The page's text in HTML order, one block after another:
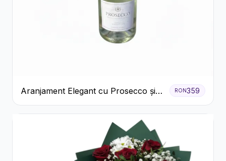
Aranjament Elegant cu Prosecco și
Flori Galbene.
RON359